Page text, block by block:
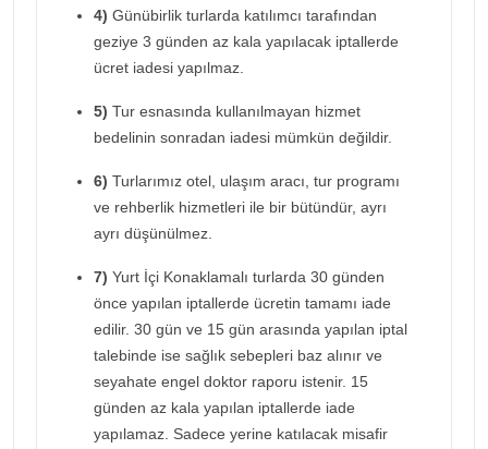
4) Günübirlik turlarda katılımcı tarafından
geziye 3 günden az kala yapılacak iptallerde
ücret iadesi yapılmaz.
5) Tur esnasında kullanılmayan hizmet
bedelinin sonradan iadesi mümkün değildir.
6) Turlarımız otel, ulaşım aracı, tur programı
ve rehberlik hizmetleri ile bir bütündür, ayrı
ayrı düşünülmez.
7) Yurt İçi Konaklamalı turlarda 30 günden
önce yapılan iptallerde ücretin tamamı iade
edilir. 30 gün ve 15 gün arasında yapılan iptal
talebinde ise sağlık sebepleri baz alınır ve
seyahate engel doktor raporu istenir. 15
günden az kala yapılan iptallerde iade
yapılamaz. Sadece yerine katılacak misafir